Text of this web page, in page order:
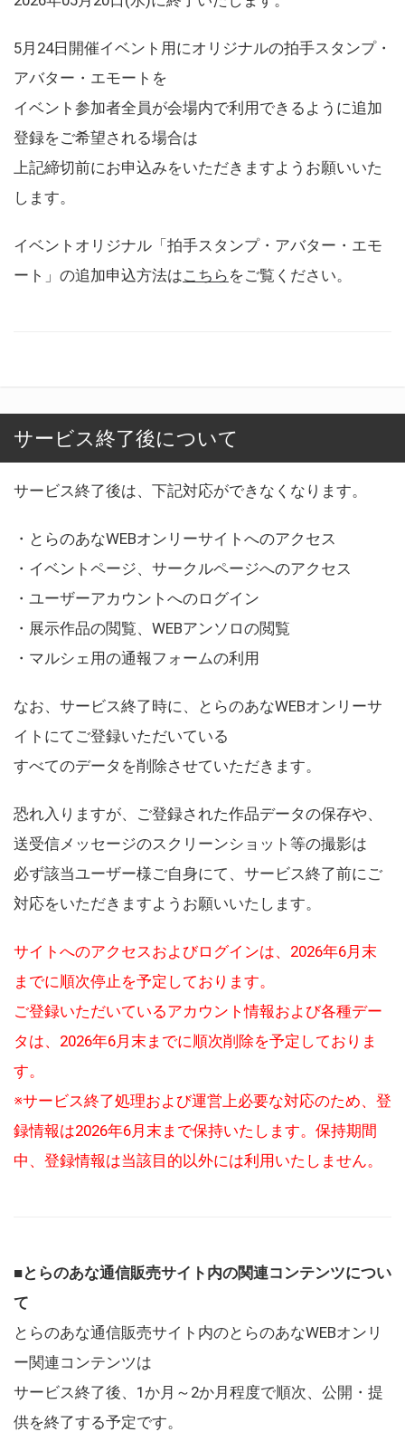
5月24日開催イベント用にオリジナルの拍手スタンプ・
アバター・エモートを
イベント参加者全員が会場内で利用できるように追加
登録をご希望される場合は
上記締切前にお申込みをいただきますようお願いいた
します。
イベントオリジナル「拍手スタンプ・アバター・エモ
ート」の追加申込方法はこちら をご覧ください。
サービス終了後について
サービス終了後は、下記対応ができなくなります。
・とらのあなWEBオンリーサイトへのアクセス
・イベントページ、サークルページへのアクセス
・ユーザーアカウントへのログイン
・展示作品の閲覧、WEBアンソロの閲覧
・マルシェ用の通報フォームの利用
なお、サービス終了時に、とらのあなWEBオンリーサ
イトにてご登録いただいている
すべてのデータを削除させていただきます。
恐れ入りますが、ご登録された作品データの保存や、
送受信メッセージのスクリーンショット等の撮影は
必ず該当ユーザー様ご自身にて、サービス終了前にご
対応をいただきますようお願いいたします。
サイトへのアクセスおよびログインは、2026年6月末
までに順次停止を予定しております。
ご登録いただいているアカウント情報および各種デー
タは、2026年6月末までに順次削除を予定しておりま
す。
※サービス終了処理および運営上必要な対応のため、登
録情報は2026年6月末まで保持いたします。保持期間
中、登録情報は当該目的以外には利用いたしません。
■とらのあな通信販売サイト内の関連コンテンツについ
て
とらのあな通信販売サイト内のとらのあなWEBオンリ
ー関連コンテンツは
サービス終了後、1か月～2か月程度で順次、公開・提
供を終了する予定です。